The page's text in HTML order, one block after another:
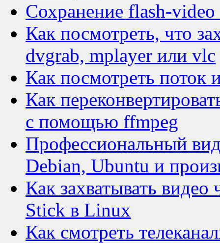
Сохранение flash-video
Как посмотреть, что
dvgrab, mplayer или vlc
Как посмотреть поток
Как
с помощью ffmpeg
Профессиональный
Debian, Ubuntu и
Как захватывать
Stick в Linux
Как смотреть